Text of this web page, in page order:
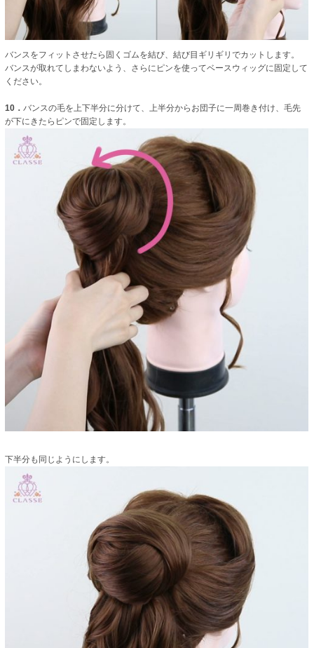
バンスをフィットさせたら固くゴムを結び、結び目ギリギリでカットします。
バンスが取れてしまわないよう、さらにピンを使ってベースウィッグに固定して
ください。
10． バンスの毛を上下半分に分けて、上半分からお団子に一周巻き付け、毛先
が下にきたらピンで固定します。
下半分も同じようにします。